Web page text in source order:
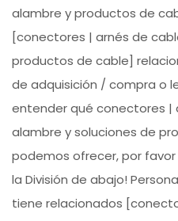
alambre y productos de
[conectores | arnés de
productos de cable]
de adquisición / compra o
entender qué conectores |
alambre y soluciones de
podemos ofrecer, por
la División de abajo!
tiene relacionados